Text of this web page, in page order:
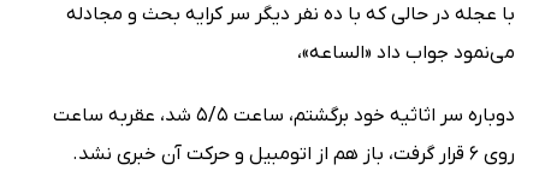
با عجله در حالی که با ده نفر دیگر سر کرایه بحث و مجادله
می‌نمود جواب داد «الساعه»،
دوباره سر اثاثیه خود برگشتم، ساعت 5/5 شد، عقربه ساعت
روی 6 قرار گرفت، باز هم از اتومبیل و حرکت آن خبری نشد.